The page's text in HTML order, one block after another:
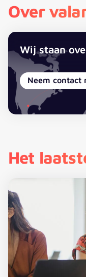
Over
Wij staan
Neem contact
Het